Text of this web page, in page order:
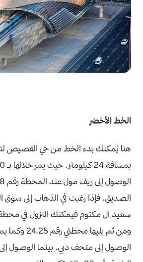
الخط الأخضر
هنا يُمكنك بدء الخط من حي القصيص
الصديق. فإذا رغبت في الذهاب إلى سوق
ومن ثم يليها
الوصول إلى متحف دبي. بينما الوصول